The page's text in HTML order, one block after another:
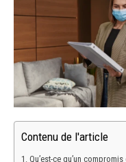
Contenu de l'article
Qu’est-ce qu’un compromis